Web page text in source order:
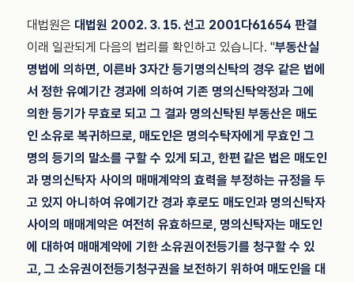
대법원은 대법원 2002. 3. 15. 선고 2001다61654 판결
이래 일관되게 다음의 법리를 확인하고 있습니다. "부동산실
명법에 의하면, 이른바 3자간 등기명의신탁의 경우 같은 법에
서 정한 유예기간 경과에 의하여 기존 명의신탁약정과 그에
의한 등기가 무효로 되고 그 결과 명의신탁된 부동산은 매도
인 소유로 복귀하므로, 매도인은 명의수탁자에게 무효인 그
명의 등기의 말소를 구할 수 있게 되고, 한편 같은 법은 매도인
과 명의신탁자 사이의 매매계약의 효력을 부정하는 규정을 두
고 있지 아니하여 유예기간 경과 후로도 매도인과 명의신탁자
사이의 매매계약은 여전히 유효하므로, 명의신탁자는 매도인
에 대하여 매매계약에 기한 소유권이전등기를 청구할 수 있
고, 그 소유권이전등기청구권을 보전하기 위하여 매도인을 대